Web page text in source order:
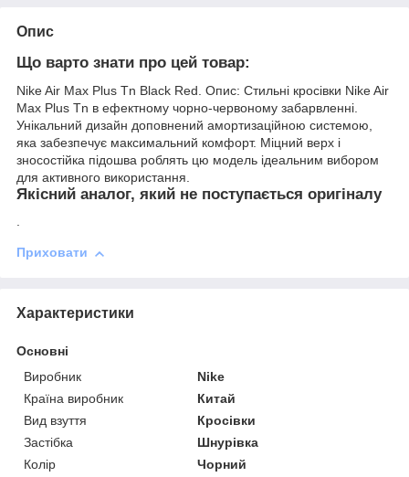
Опис
Що варто знати про цей товар:
Nike Air Max Plus Tn Black Red. Опис: Стильні кросівки Nike Air
Max Plus Tn в ефектному чорно-червоному забарвленні.
Унікальний дизайн доповнений амортизаційною системою,
яка забезпечує максимальний комфорт. Міцний верх і
зносостійка підошва роблять цю модель ідеальним вибором
для активного використання.
Якісний аналог, який не поступається оригіналу
.
Приховати
Характеристики
Основні
Виробник
Nike
Країна виробник
Китай
Вид взуття
Кросівки
Застібка
Шнурівка
Колір
Чорний